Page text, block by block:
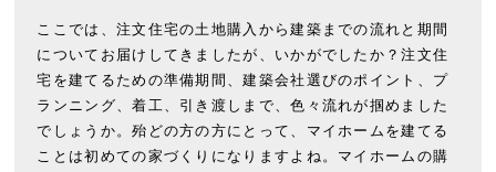
ここでは、注文住宅の土地購入から建築までの流れと期間
についてお届けしてきましたが、いかがでしたか？注文住
宅を建てるための準備期間、建築会社選びのポイント、プ
ランニング、着工、引き渡しまで、色々流れが掴めました
でしょうか。殆どの方の方にとって、マイホームを建てる
ことは初めての家づくりになりますよね。マイホームの購